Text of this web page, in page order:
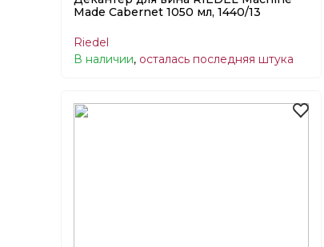
Made Cabernet 1050 мл, 1440/13
Riedel
В наличии, осталась последняя штука